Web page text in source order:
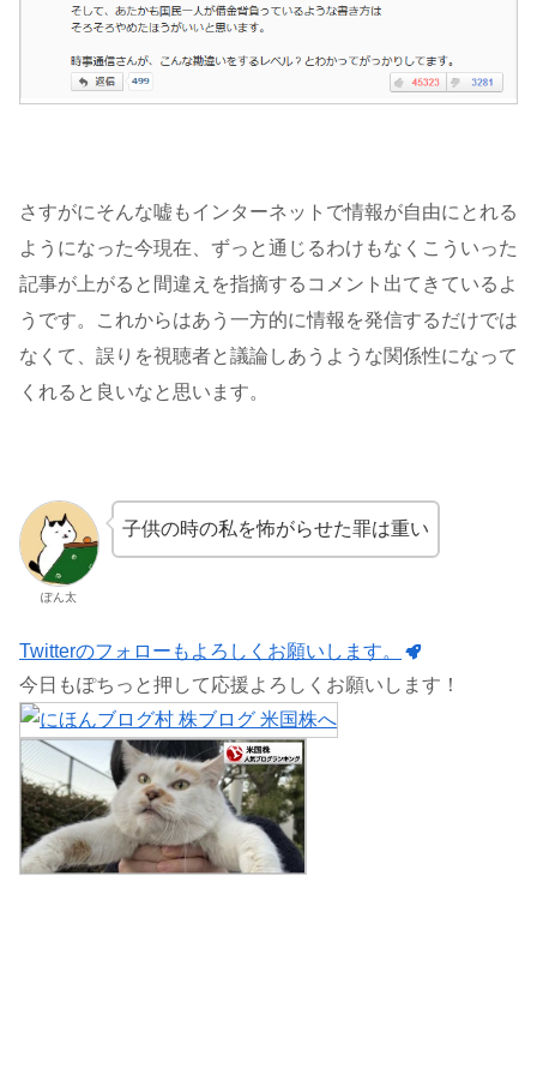
さすがにそんな嘘もインターネットで情報が自由にとれる
ようになった今現在、ずっと通じるわけもなくこういった
記事が上がると間違えを指摘するコメント出てきているよ
うです。これからはあう一方的に情報を発信するだけでは
なくて、誤りを視聴者と議論しあうような関係性になって
くれると良いなと思います。
ぽん太
子供の時の私を怖がらせた罪は重い
Twitterのフォローもよろしくお願いします。
今日もぽちっと押して応援よろしくお願いします！